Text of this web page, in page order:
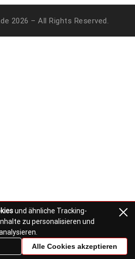
2026 – All Rights Reserved.
und ähnliche Tracking-
zu personalisieren und
Alle Cookies akzeptieren